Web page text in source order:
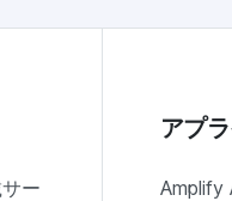
ー
アプ
Amplify